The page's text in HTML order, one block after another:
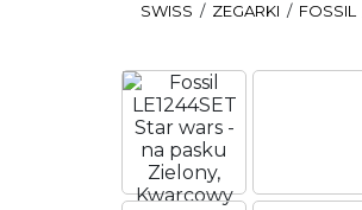
SWISS / ZEGARKI / FOSSIL